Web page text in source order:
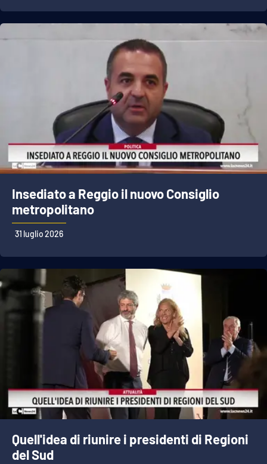
Lacitymag.it
Cosenzachannel.it
Ilvibonese.it
Catanzarochannel.it
APP
Apple
Insediato a Reggio il nuovo Consiglio
metropolitano
31 luglio 2026
Quell'idea di riunire i presidenti di Regioni
del Sud